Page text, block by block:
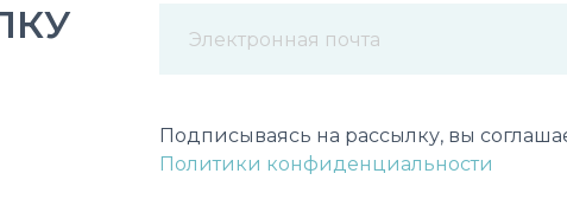
Подписываясь на рассылку, вы
Политики конфиденциальности